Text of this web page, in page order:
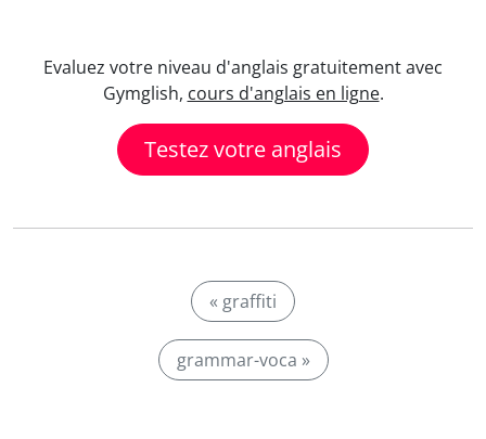
Evaluez votre niveau d'anglais gratuitement avec
Gymglish, cours d'anglais en ligne.
Testez votre anglais
« graffiti
grammar-voca »